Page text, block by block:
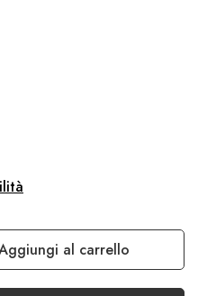
al carrello